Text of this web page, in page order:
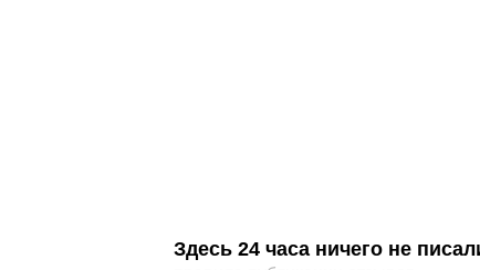
Здесь 24 часа ничего не